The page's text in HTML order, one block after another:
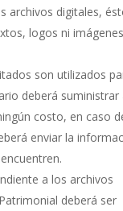
archivos digitales,
logos ni
son utilizados
deberá suministrar
costo, en caso
enviar la
a los archivos
deberá ser